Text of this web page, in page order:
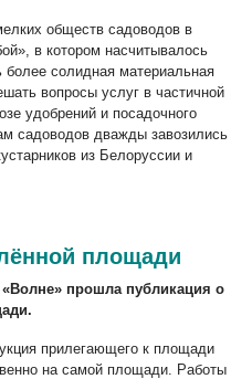
обществ садоводов в
в котором насчитывалось
солидная материальная
вопросы услуг в частичной
удобрений и посадочного
садоводов дважды завозились
из Белоруссии и
площади
прошла публикация о
прилегающего к площади
на самой площади. Работы